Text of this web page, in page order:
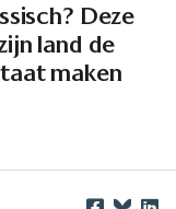
Deze
land de
maken